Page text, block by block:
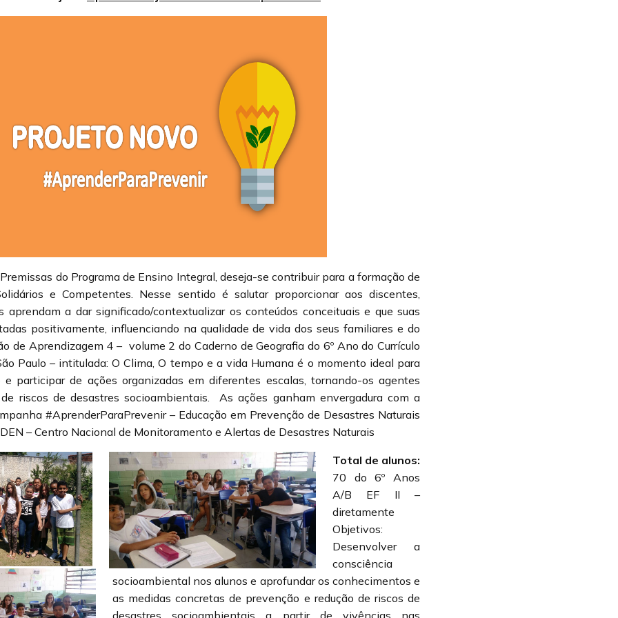
do Programa de Ensino Integral, deseja-se contribuir para a formação de
e Competentes. Nesse sentido é salutar proporcionar aos discentes,
aprendam a dar significado/contextualizar os conteúdos conceituais e que suas
positivamente, influenciando na qualidade de vida dos seus familiares e do
de Aprendizagem 4 – volume 2 do Caderno de Geografia do 6º Ano do Currículo
Paulo – intitulada: O Clima, O tempo e a vida Humana é o momento ideal para
participar de ações organizadas em diferentes escalas, tornando-os agentes
riscos de desastres socioambientais. As ações ganham envergadura com a
#AprenderParaPrevenir – Educação em Prevenção de Desastres Naturais
– Centro Nacional de Monitoramento e Alertas de Desastres Naturais
Total de alunos:
70 do 6º Anos
A/B EF II –
diretamente
Objetivos:
Desenvolver a
consciência
socioambiental nos alunos e aprofundar os conhecimentos e
as medidas concretas de prevenção e redução de riscos de
desastres socioambientais a partir de vivências nas